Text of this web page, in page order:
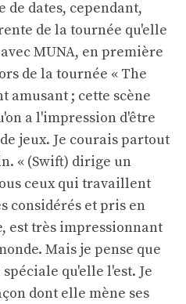
de dates, cependant,
de la tournée qu'elle
MUNA, en première
de la tournée « The
amusant ; cette scène
a l'impression d'être
jeux. Je courais partout
« (Swift) dirige un
ceux qui travaillent
considérés et pris en
est très impressionnant
Mais je pense que
qu'elle l'est. Je
dont elle mène ses